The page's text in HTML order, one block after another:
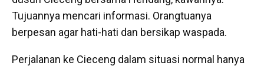
Tujuannya mencari informasi. Orangtuanya
berpesan agar hati-hati dan bersikap waspada.
Perjalanan ke Cieceng dalam situasi normal hanya